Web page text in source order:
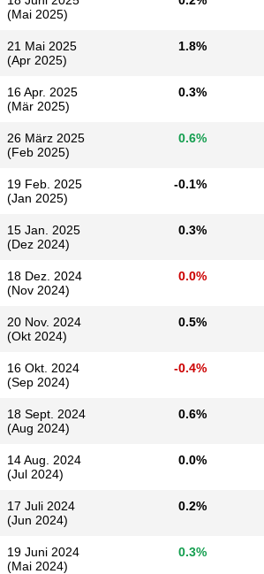
(Mai 2025)
21 Mai 2025
(Apr 2025)
1.8%
16 Apr. 2025
(Mär 2025)
0.3%
26 März 2025
(Feb 2025)
0.6%
19 Feb. 2025
(Jan 2025)
-0.1%
15 Jan. 2025
(Dez 2024)
0.3%
18 Dez. 2024
(Nov 2024)
0.0%
20 Nov. 2024
(Okt 2024)
0.5%
16 Okt. 2024
(Sep 2024)
-0.4%
18 Sept. 2024
(Aug 2024)
0.6%
14 Aug. 2024
(Jul 2024)
0.0%
17 Juli 2024
(Jun 2024)
0.2%
19 Juni 2024
(Mai 2024)
0.3%